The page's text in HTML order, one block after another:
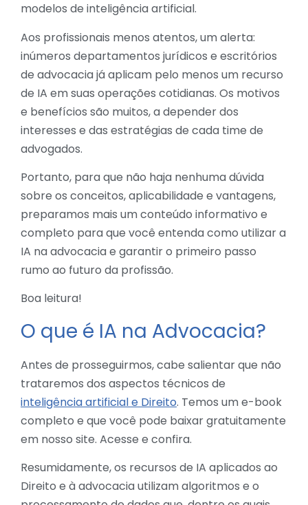
modelos de inteligência artificial.
Aos profissionais menos atentos, um alerta:
inúmeros departamentos jurídicos e escritórios
de advocacia já aplicam pelo menos um recurso
de IA em suas operações cotidianas. Os motivos
e benefícios são muitos, a depender dos
interesses e das estratégias de cada time de
advogados.
Portanto, para que não haja nenhuma dúvida
sobre os conceitos, aplicabilidade e vantagens,
preparamos mais um conteúdo informativo e
completo para que você entenda como utilizar a
IA na advocacia e garantir o primeiro passo
rumo ao futuro da profissão.
Boa leitura!
O que é IA na Advocacia?
Antes de prosseguirmos, cabe salientar que não
trataremos dos aspectos técnicos de
inteligência artificial e Direito. Temos um e-book
completo e que você pode baixar gratuitamente
em nosso site. Acesse e confira.
Resumidamente, os recursos de IA aplicados ao
Direito e à advocacia utilizam algoritmos e o